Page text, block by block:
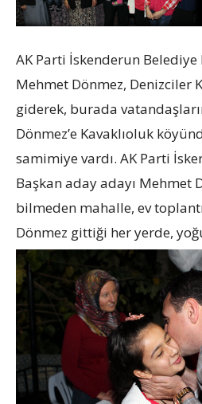
AK Parti İskenderun Belediye
Mehmet Dönmez, Denizciler
giderek, burada
Dönmez’e Kavaklıoluk
samimiye vardı. AK Parti
Başkan aday adayı Mehmet
bilmeden mahalle, ev
Dönmez gittiği her yerde,